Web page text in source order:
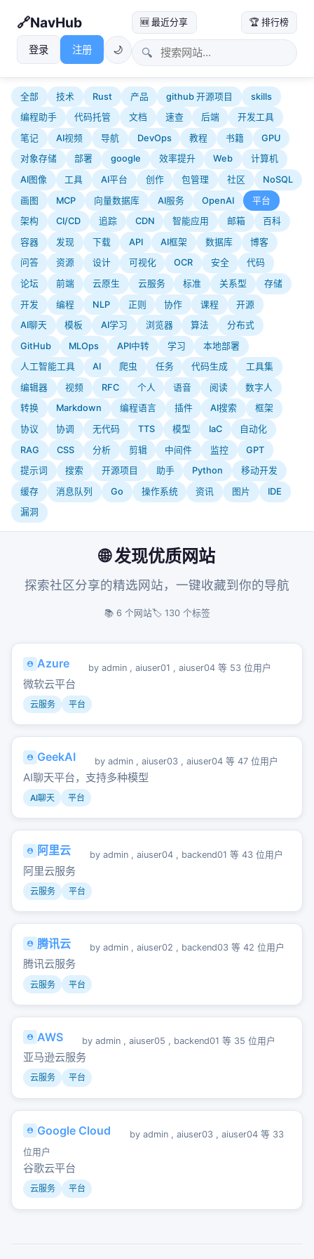
NavHub 🆕 最近分享 🏆 排行榜
🔍
登录 注册 🌙
全部 技术 Rust 产品 github 开源项目
skills
编程助手
代码托管 文档 速查 后端
开发工具
笔记
AI视频 导航 DevOps 教程 书籍
GPU
对象存储
部署 google 效率提升 Web
计算机
AI图像
工具 AI平台 创作 包管理 社区
NoSQL
画图
MCP 向量数据库 AI服务 OpenAI
平台
架构
CI/CD 追踪 CDN 智能应用 邮箱
百科
容器
发现 下载 API AI框架 数据库
博客
问答
资源 设计 可视化 OCR 安全
代码
论坛
前端 云原生 云服务 标准 关系型
存储
开发
编程 NLP 正则 协作 课程
开源
AI聊天
模板 AI学习 浏览器 算法
分布式
GitHub
MLOps API中转 学习
本地部署
人工智能工具
AI 爬虫 任务 代码生成
工具集
编辑器
视频 RFC 个人 语音 阅读
数字人
转换
Markdown 编程语言 插件 AI搜索
框架
协议
协调 无代码 TTS 模型 IaC
自动化
RAG
CSS 分析 剪辑 中间件 监控
GPT
提示词
搜索 开源项目 助手 Python
移动开发
缓存
消息队列 Go 操作系统 资讯 图片
IDE
漏洞
🌐 发现优质网站
探索社区分享的精选网站，一键收藏到你的导航
📚 6 个网站🏷️ 130 个标签
Azure by admin , aiuser01 , aiuser04 等 53 位用户
微软云平台
云服务 平台
GeekAI by admin , aiuser03 , aiuser04 等 47 位用户
AI聊天平台，支持多种模型
AI聊天 平台
阿里云 by admin , aiuser04 , backend01 等 43 位用户
阿里云服务
云服务 平台
腾讯云 by admin , aiuser02 , backend03 等 42 位用户
腾讯云服务
云服务 平台
AWS by admin , aiuser05 , backend01 等 35 位用户
亚马逊云服务
云服务 平台
Google Cloud by admin , aiuser03 , aiuser04 等 33
位用户
谷歌云平台
云服务 平台